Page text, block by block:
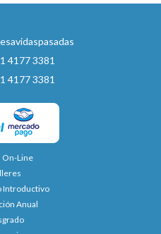
4177 3381
4177 3381
On-Line
Introductivo
Anual